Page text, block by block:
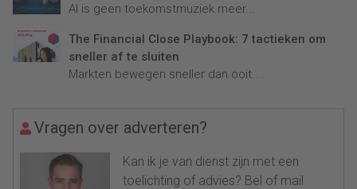
AI is geen toekomstmuziek meer...
The Financial Close Playbook: 7 tactieken om
sneller af te sluiten
Markten bewegen sneller dan ooit....
Vragen over adverteren?
Kan ik je van dienst zijn met een
toelichting of advies? Bel of mail